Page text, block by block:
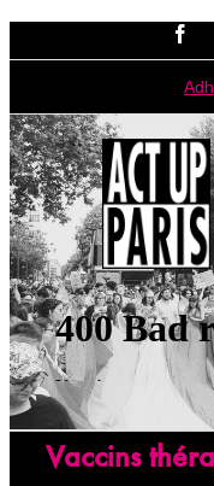
Passer
Vaccins